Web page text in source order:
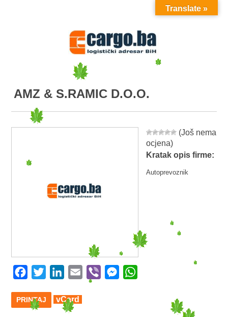
MENU
AMZ & S.RAMIC D.O.O.
(Još nema
ocjena)
Kratak opis firme:
Autoprevoznik
Facebook
Twitter LinkedIn
Email Viber Messenger
PRINTAJ vCard
Translate »